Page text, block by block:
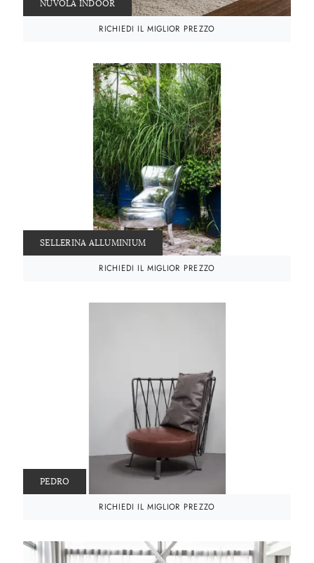
NUVOLA INDOOR
RICHIEDI IL MIGLIOR PREZZO
SELLERINA ALLUMINIUM
RICHIEDI IL MIGLIOR PREZZO
PEDRO
RICHIEDI IL MIGLIOR PREZZO